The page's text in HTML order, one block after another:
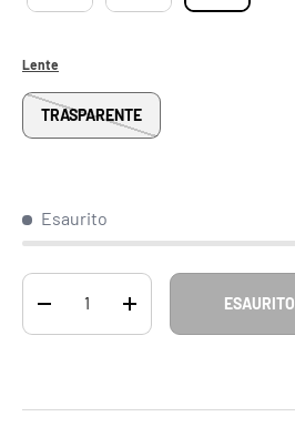
Lente
TRASPARENTE
Esaurito
Q.tà
DIMINUIRE LA QUANTITÀAUMENTA LA QUANTITÀ
ESAURITO